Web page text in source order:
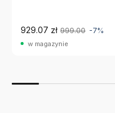
929.07 zł 999.00 -7%
w magazynie